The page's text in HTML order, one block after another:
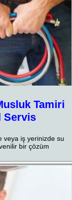
Tamiri
Servis
veya iş yerinizde su
bir çözüm